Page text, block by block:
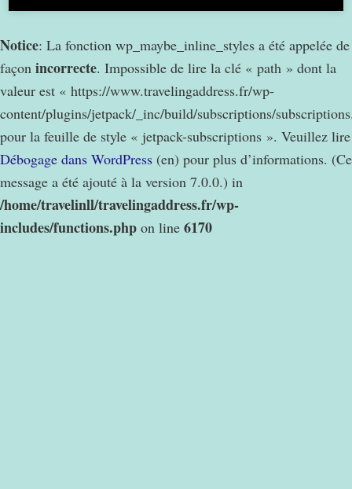
Notice: La fonction wp_maybe_inline_styles a été appelée de
façon incorrecte. Impossible de lire la clé « path » dont la
valeur est « https://www.travelingaddress.fr/wp-
content/plugins/jetpack/_inc/build/subscriptions/
pour la feuille de style « jetpack-subscriptions ». Veuillez lire
Débogage dans WordPress (en) pour plus d’informations. (Ce
message a été ajouté à la version 7.0.0.) in
/home/travelinll/travelingaddress.fr/wp-
includes/functions.php on line 6170